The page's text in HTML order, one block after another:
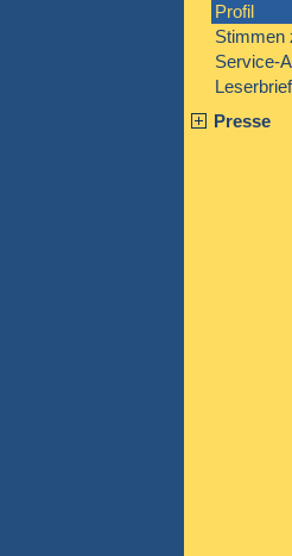
Profil
Stimmen
Service-
Presse